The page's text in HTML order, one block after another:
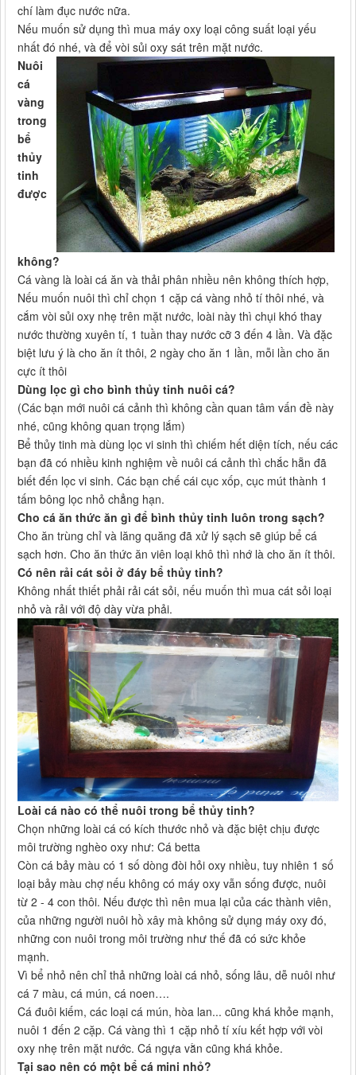
chí làm đục nước nữa.
Nếu muốn sử dụng thì mua máy oxy loại công suất loại yếu
nhất đó nhé, và để vòi sủi oxy sát trên mặt nước.
Nuôi
cá
vàng
trong
bể
thủy
tinh
được
không?
Cá vàng là loài cá ăn và thải phân nhiều nên không thích hợp,
Nếu muốn nuôi thì chỉ chọn 1 cặp cá vàng nhỏ tí thôi nhé, và
cắm vòi sủi oxy nhẹ trên mặt nước, loài này thì chụi khó thay
nước thường xuyên tí, 1 tuần thay nước cỡ 3 đến 4 lần. Và đặc
biệt lưu ý là cho ăn ít thôi, 2 ngày cho ăn 1 lần, mỗi lần cho ăn
cực ít thôi
Dùng lọc gì cho bình thủy tinh nuôi cá?
(Các bạn mới nuôi cá cảnh thì không cần quan tâm vấn đề này
nhé, cũng không quan trọng lắm)
Bể thủy tinh mà dùng lọc vi sinh thì chiếm hết diện tích, nếu các
bạn đã có nhiều kinh nghiệm về nuôi cá cảnh thì chắc hẵn đã
biết đến lọc vi sinh. Các bạn chế cái cục xốp, cục mút thành 1
tấm bông lọc nhỏ chẳng hạn.
Cho cá ăn thức ăn gì để bình thủy tinh luôn trong sạch?
Cho ăn trùng chỉ và lăng quăng đã xử lý sạch sẽ giúp bể cá
sạch hơn. Cho ăn thức ăn viên loại khô thì nhớ là cho ăn ít thôi.
Có nên rải cát sỏi ở đáy bể thủy tinh?
Không nhất thiết phải rải cát sỏi, nếu muốn thì mua cát sỏi loại
nhỏ và rải với độ dày vừa phải.
Loài cá nào có thể nuôi trong bể thủy tinh?
Chọn những loài cá có kích thước nhỏ và đặc biệt chịu được
môi trường nghèo oxy như: Cá betta
Còn cá bảy màu có 1 số dòng đòi hỏi oxy nhiều, tuy nhiên 1 số
loại bảy màu chợ nếu không có máy oxy vẫn sống được, nuôi
từ 2 - 4 con thôi. Nếu được thì nên mua lại của các thành viên,
của những người nuôi hồ xây mà không sử dụng máy oxy đó,
những con nuôi trong môi trường như thế đã có sức khỏe
mạnh.
Vì bể nhỏ nên chỉ thả những loài cá nhỏ, sống lâu, dễ nuôi như
cá 7 màu, cá mún, cá noen….
Cá đuôi kiếm, các loại cá mún, hòa lan... cũng khá khỏe mạnh,
nuôi 1 đến 2 cặp. Cá vàng thì 1 cặp nhỏ tí xíu kết hợp với vòi
oxy nhẹ trên mặt nước. Cá ngựa vằn cũng khá khỏe.
Tại sao nên có một bể cá mini nhỏ?